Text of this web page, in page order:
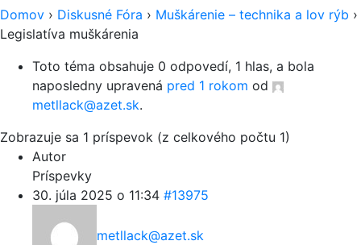
Domov › Diskusné Fóra › Muškárenie – technika a lov rýb ›
Legislatíva muškárenia
Toto téma obsahuje 0 odpovedí, 1 hlas, a bola
naposledny upravená pred 1 rokom od
metllack@azet.sk.
Zobrazuje sa 1 príspevok (z celkového počtu 1)
Autor
Príspevky
30. júla 2025 o 11:34 #13975
metllack@azet.sk